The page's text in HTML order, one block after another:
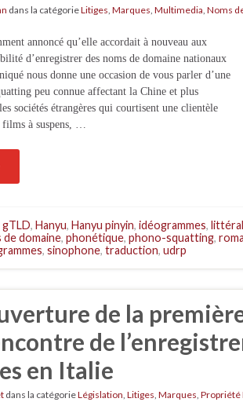
dans la catégorieLitiges Marques Multimedia Noms
annoncé qu’elle accordait à nouveau aux
d’enregistrer des noms de domaine nationaux
nous donne une occasion de vous parler d’une
peu connue affectant la Chine et plus
sociétés étrangères qui courtisent une clientèle
à suspens, …
gTLD, Hanyu, Hanyu pinyin, idéogrammes,
de domaine, phonétique, phono-squatting,
, sinophone, traduction, udrp
de la
de
en Italie
dans la catégorieLégislation, Litiges, Marques,